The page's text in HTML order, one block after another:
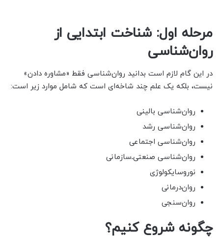
مرحله اول: شناخت ابتدایی از
روان‌شناسی
در این گام لازم است بدانید روان‌شناسی فقط «مشاوره دادن»
نیست، بلکه یک علم چند شاخه‌ای است که شامل موارد زیر است:
روان‌شناسی بالینی
روان‌شناسی رشد
روان‌شناسی اجتماعی
روان‌شناسی صنعتی‌ـ‌سازمانی
نوروسایکولوژی
روان‌درمانی
روان‌سنجی
چگونه شروع کنیم؟